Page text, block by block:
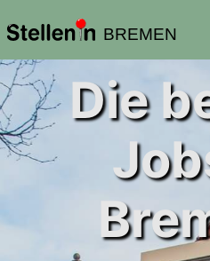
BREMEN
Die